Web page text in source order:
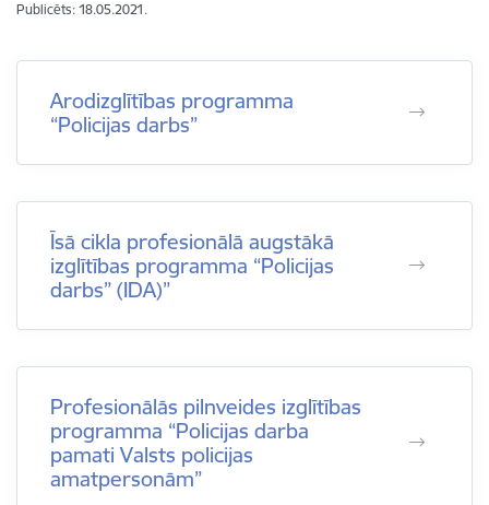
Publicēts: 18.05.2021.
Arodizglītības programma
“Policijas darbs”
Īsā cikla profesionālā augstākā
izglītības programma “Policijas
darbs” (IDA)”
Profesionālās pilnveides izglītības
programma “Policijas darba
pamati Valsts policijas
amatpersonām”